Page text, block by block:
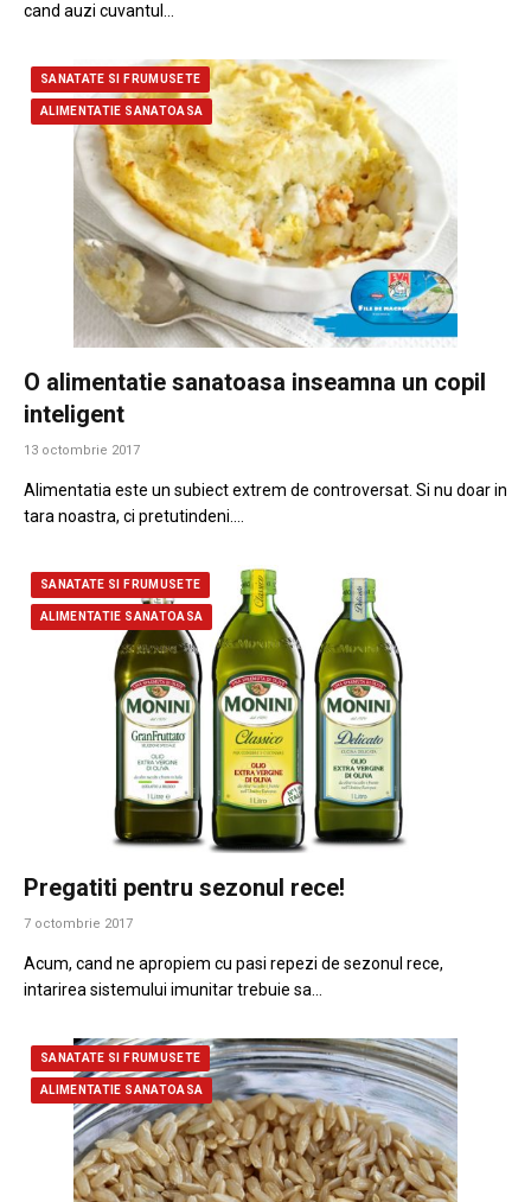
cand auzi cuvantul…
SANATATE SI FRUMUSETE
ALIMENTATIE SANATOASA
O alimentatie sanatoasa inseamna un copil
inteligent
13 octombrie 2017
Alimentatia este un subiect extrem de controversat. Si nu doar in
tara noastra, ci pretutindeni.…
SANATATE SI FRUMUSETE
ALIMENTATIE SANATOASA
Pregatiti pentru sezonul rece!
7 octombrie 2017
Acum, cand ne apropiem cu pasi repezi de sezonul rece,
intarirea sistemului imunitar trebuie sa…
SANATATE SI FRUMUSETE
ALIMENTATIE SANATOASA